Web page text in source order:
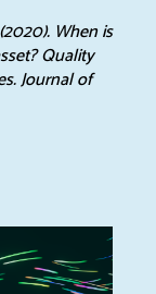
When is
Quality
Journal of